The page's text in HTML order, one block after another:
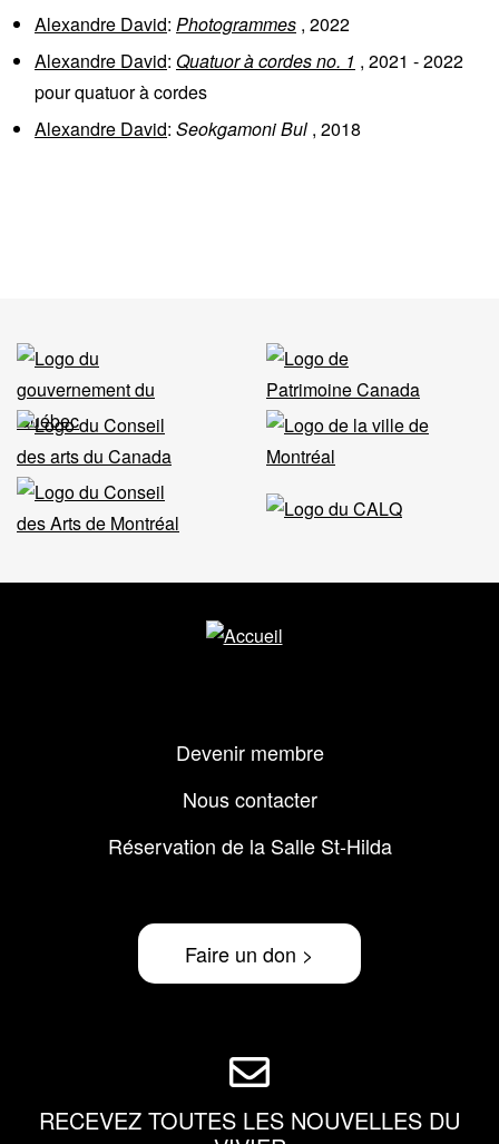
Alexandre David: Photogrammes , 2022
Alexandre David: Quatuor à cordes no. 1 , 2021 -2022
pourquatuor à cordes
Alexandre David: Seokgamoni Bul , 2018
Devenir membre
Nous contacter
Réservation de la Salle St-Hilda
Faire un don >
RECEVEZ TOUTES LES NOUVELLES DU